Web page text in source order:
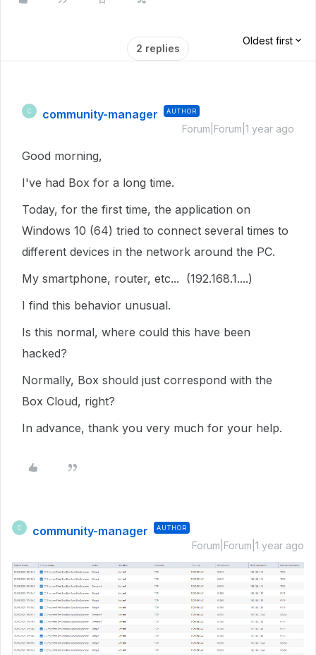
2 replies
Oldest first
C community-manager AUTHOR
Forum|Forum|1 year ago
Good morning,
I've had Box for a long time.
Today, for the first time, the application on
Windows 10 (64) tried to connect several times to
different devices in the network around the PC.
My smartphone, router, etc... (192.168.1....)
I find this behavior unusual.
Is this normal, where could this have been
hacked?
Normally, Box should just correspond with the
Box Cloud, right?
In advance, thank you very much for your help.
C community-manager AUTHOR
Forum|Forum|1 year ago